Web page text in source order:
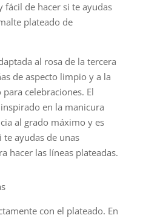
fácil de hacer si te ayudas
plateado de
al rosa de la tercera
de aspecto limpio y a la
celebraciones. El
en la manicura
al grado máximo y es
ayudas de unas
hacer las líneas plateadas.
con el plateado. En